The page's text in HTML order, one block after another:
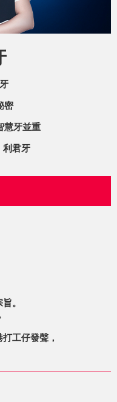
密
慧牙並重
利君牙
。
工仔發聲，